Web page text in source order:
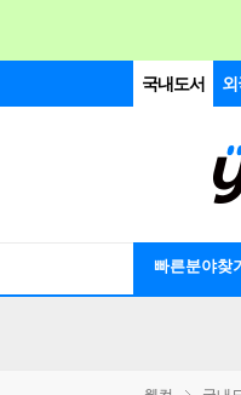
국내도서 외
빠른분야찾기